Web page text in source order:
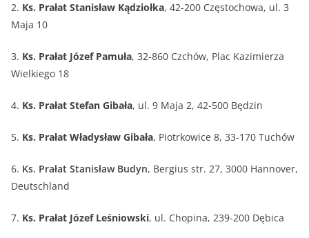
2. Ks. Prałat Stanisław Kądziołka, 42-200 Częstochowa, ul. 3
Maja 10
3. Ks. Prałat Józef Pamuła, 32-860 Czchów, Plac Kazimierza
Wielkiego 18
4. Ks. Prałat Stefan Gibała, ul. 9 Maja 2, 42-500 Będzin
5. Ks. Prałat Władysław Gibała, Piotrkowice 8, 33-170 Tuchów
6. Ks. Prałat Stanisław Budyn, Bergius str. 27, 3000 Hannover,
Deutschland
7. Ks. Prałat Józef Leśniowski, ul. Chopina, 239-200 Dębica